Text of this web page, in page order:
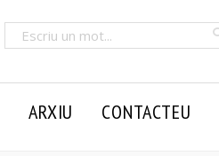
ARXIU CONTACTEU